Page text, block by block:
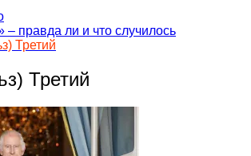
– правда ли и что случилось
Третий
Третий